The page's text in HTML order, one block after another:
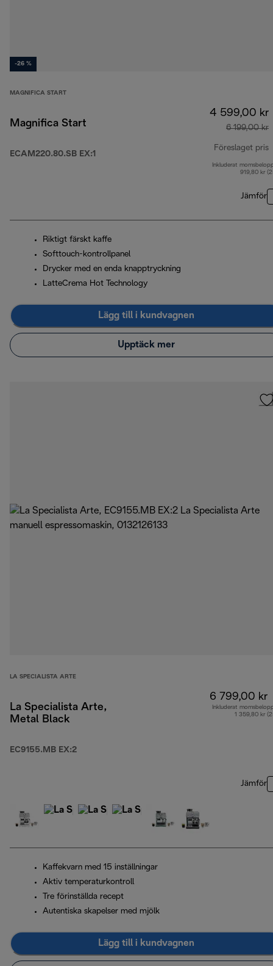
-26 %
MAGNIFICA START
Magnifica Start
ECAM220.80.SB EX:1
4 599,00 kr
6 199,00 kr
Föreslaget pris
Inkluderat
919,80 kr
Jämför
Riktigt färskt kaffe
Softtouch-kontrollpanel
Drycker med en enda knapptryckning
LatteCrema Hot Technology
Lägg till i kundvagnen
Upptäck mer
LA SPECIALISTA ARTE
La Specialista Arte,
Metal Black
EC9155.MB EX:2
6 799,00 kr
Inkluderat
1 359,80 kr
Jämför
Kaffekvarn med 15 inställningar
Aktiv temperaturkontroll
Tre förinställda recept
Autentiska skapelser med mjölk
Lägg till i kundvagnen